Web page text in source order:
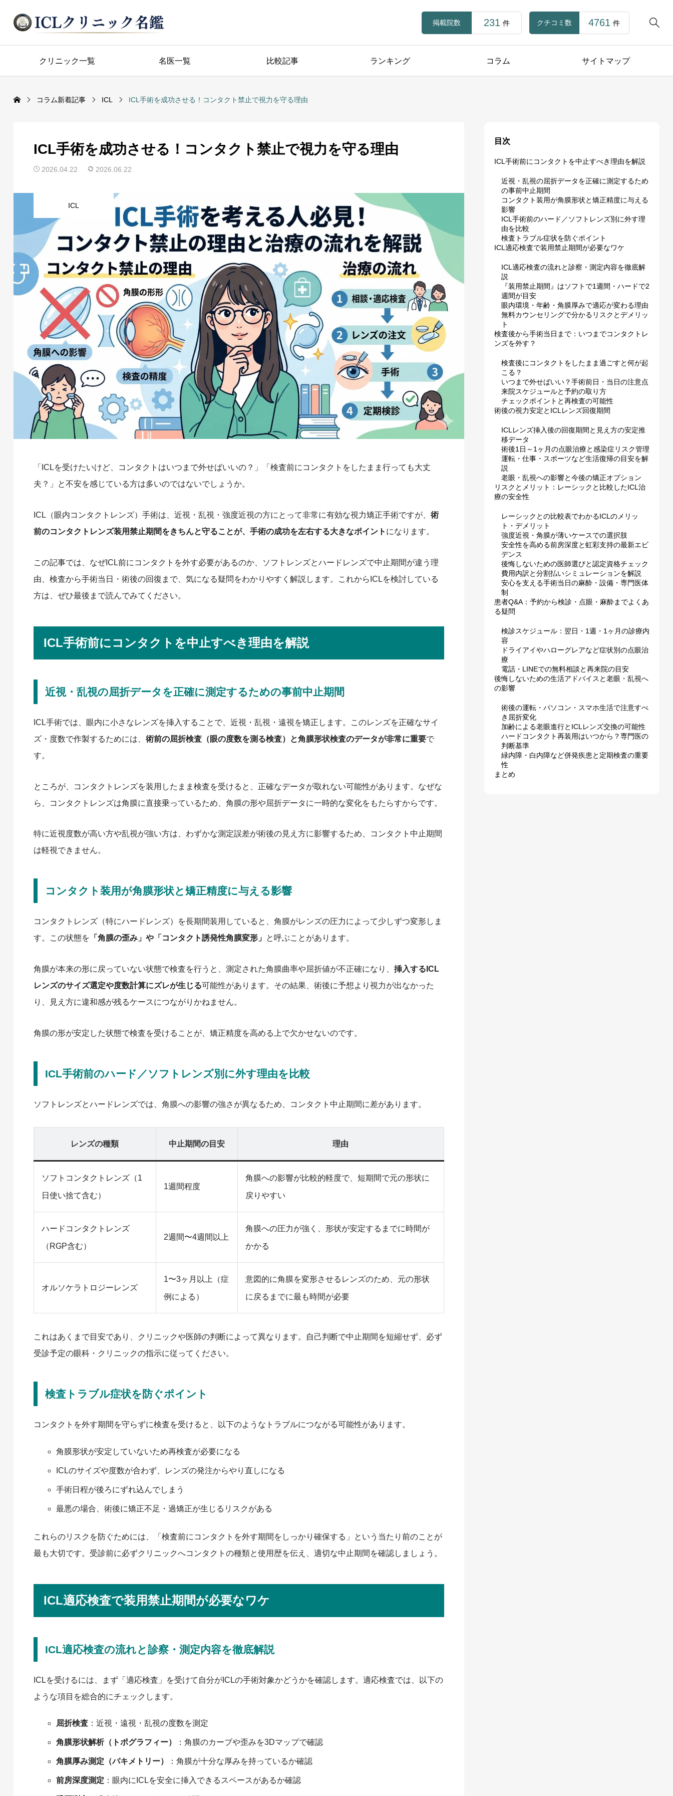

掲載院数 231 件 クチコミ数 4761 件
クリニック一覧 名医一覧 比較記事 ランキング コラム サイトマップ
コラム新着記事 ICL ICL手術を成功させる！コンタクト禁止で視力を守る理由
ICL手術を成功させる！コンタクト禁止で視力を守る理由
2026.04.22 2026.06.22
ICL
「ICLを受けたいけど、コンタクトはいつまで外せばいいの？」「検査前にコンタクトをしたまま行っても大丈
夫？」と不安を感じている方は多いのではないでしょうか。
ICL（眼内コンタクトレンズ）手術は、近視・乱視・強度近視の方にとって非常に有効な視力矯正手術ですが、 術
前のコンタクトレンズ装用禁止期間をきちんと守ることが、手術の成功を左右する大きなポイント になります。
この記事では、なぜICL前にコンタクトを外す必要があるのか、ソフトレンズとハードレンズで中止期間が違う理
由、検査から手術当日・術後の回復まで、気になる疑問をわかりやすく解説します。これからICLを検討している
方は、ぜひ最後まで読んでみてください。
ICL手術前にコンタクトを中止すべき理由を解説
近視・乱視の屈折データを正確に測定するための事前中止期間
ICL手術では、眼内に小さなレンズを挿入することで、近視・乱視・遠視を矯正します。このレンズを正確なサイ
ズ・度数で作製するためには、 術前の屈折検査（眼の度数を測る検査）と角膜形状検査のデータが非常に重要で
す。
ところが、コンタクトレンズを装用したまま検査を受けると、正確なデータが取れない可能性があります。なぜな
ら、コンタクトレンズは角膜に直接乗っているため、角膜の形や屈折データに一時的な変化をもたらすからです。
特に近視度数が高い方や乱視が強い方は、わずかな測定誤差が術後の見え方に影響するため、コンタクト中止期間
は軽視できません。
コンタクト装用が角膜形状と矯正精度に与える影響
コンタクトレンズ（特にハードレンズ）を長期間装用していると、角膜がレンズの圧力によって少しずつ変形しま
す。この状態を 「角膜の歪み」や「コンタクト誘発性角膜変形」 と呼ぶことがあります。
角膜が本来の形に戻っていない状態で検査を行うと、測定された角膜曲率や屈折値が不正確になり、 挿入するICL
レンズのサイズ選定や度数計算にズレが生じる可能性があります。その結果、術後に予想より視力が出なかった
り、見え方に違和感が残るケースにつながりかねません。
角膜の形が安定した状態で検査を受けることが、矯正精度を高める上で欠かせないのです。
ICL手術前のハード／ソフトレンズ別に外す理由を比較
ソフトレンズとハードレンズでは、角膜への影響の強さが異なるため、コンタクト中止期間に差があります。
レンズの種類 中止期間の目安 理由
ソフトコンタクトレンズ（1
日使い捨て含む）
1週間程度
角膜への影響が比較的軽度で、短期間で元の形状に
戻りやすい
ハードコンタクトレンズ
（RGP含む）
2週間〜4週間以上
角膜への圧力が強く、形状が安定するまでに時間が
かかる
オルソケラトロジーレンズ
1〜3ヶ月以上（症
例による）
意図的に角膜を変形させるレンズのため、元の形状
に戻るまでに最も時間が必要
これはあくまで目安であり、クリニックや医師の判断によって異なります。自己判断で中止期間を短縮せず、必ず
受診予定の眼科・クリニックの指示に従ってください。
検査トラブル症状を防ぐポイント
コンタクトを外す期間を守らずに検査を受けると、以下のようなトラブルにつながる可能性があります。
角膜形状が安定していないため再検査が必要になる
ICLのサイズや度数が合わず、レンズの発注からやり直しになる
手術日程が後ろにずれ込んでしまう
最悪の場合、術後に矯正不足・過矯正が生じるリスクがある
これらのリスクを防ぐためには、「検査前にコンタクトを外す期間をしっかり確保する」という当たり前のことが
最も大切です。受診前に必ずクリニックへコンタクトの種類と使用歴を伝え、適切な中止期間を確認しましょう。
ICL適応検査で装用禁止期間が必要なワケ
ICL適応検査の流れと診察・測定内容を徹底解説
ICLを受けるには、まず「適応検査」を受けて自分がICLの手術対象かどうかを確認します。適応検査では、以下の
ような項目を総合的にチェックします。
屈折検査：近視・遠視・乱視の度数を測定
角膜形状解析（トポグラフィー） ：角膜のカーブや歪みを3Dマップで確認
角膜厚み測定（パキメトリー） ：角膜が十分な厚みを持っているか確認
前房深度測定 ：眼内にICLを安全に挿入できるスペースがあるか確認
目次
ICL手術前にコンタクトを中止すべき理由を解説
近視・乱視の屈折データを正確に測定するため
の事前中止期間
コンタクト装用が角膜形状と矯正精度に与える
影響
ICL手術前のハード／ソフトレンズ別に外す理
由を比較
検査トラブル症状を防ぐポイント
ICL適応検査で装用禁止期間が必要なワケ
ICL適応検査の流れと診察・測定内容を徹底解
説
『装用禁止期間』はソフトで1週間・ハードで2
週間が目安
眼内環境・年齢・角膜厚みで適応が変わる理由
無料カウンセリングで分かるリスクとデメリッ
ト
検査後から手術当日まで：いつまでコンタクトレ
ンズを外す？
検査後にコンタクトをしたまま過ごすと何が起
こる？
いつまで外せばいい？手術前日・当日の注意点
来院スケジュールと予約の取り方
チェックポイントと再検査の可能性
術後の視力安定とICLレンズ回復期間
ICLレンズ挿入後の回復期間と見え方の安定推
移データ
術後1日～1ヶ月の点眼治療と感染症リスク管理
運転・仕事・スポーツなど生活復帰の目安を解
説
老眼・乱視への影響と今後の矯正オプション
リスクとメリット：レーシックと比較したICL治
療の安全性
レーシックとの比較表でわかるICLのメリッ
ト・デメリット
強度近視・角膜が薄いケースでの選択肢
安全性を高める前房深度と虹彩支持の最新エビ
デンス
後悔しないための医師選びと認定資格チェック
費用内訳と分割払いシミュレーションを解説
安心を支える手術当日の麻酔・設備・専門医体
制
患者Q&A：予約から検診・点眼・麻酔までよくあ
る疑問
検診スケジュール：翌日・1週・1ヶ月の診療内
容
ドライアイやハローグレアなど症状別の点眼治
療
電話・LINEでの無料相談と再来院の目安
後悔しないための生活アドバイスと老眼・乱視へ
の影響
術後の運転・パソコン・スマホ生活で注意すべ
き屈折変化
加齢による老眼進行とICLレンズ交換の可能性
ハードコンタクト再装用はいつから？専門医の
判断基準
緑内障・白内障など併発疾患と定期検査の重要
性
まとめ